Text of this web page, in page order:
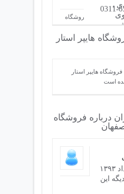
،
0311-
محصولات فروشگاه
هایپر استار اصفهان
هایپر استار
هایپر استار
است
درباره فروشگاه
این